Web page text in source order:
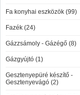
Fa konyhai eszközök (99)
Fazék (24)
Gázzsámoly - Gázégő (8)
Gázgyújtó (1)
Gesztenyepüré készítő -
Gesztenyevágó (2)